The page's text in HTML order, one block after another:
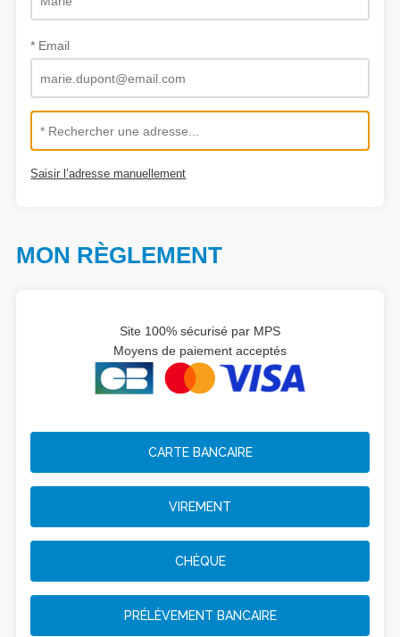
* Email
Saisir l’adresse manuellement
If
field
MON RÈGLEMENT
Site 100% sécurisé par MPS
Moyens de paiement acceptés